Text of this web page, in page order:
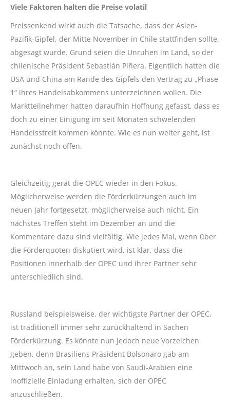
Viele Faktoren halten die Preise volatil
Preissenkend wirkt auch die Tatsache, dass der Asien-
Pazifik-Gipfel, der Mitte November in Chile stattfinden sollte,
abgesagt wurde. Grund seien die Unruhen im Land, so der
chilenische Präsident Sebastián Piñera. Eigentlich hatten die
USA und China am Rande des Gipfels den Vertrag zu „Phase
1“ ihres Handelsabkommens unterzeichnen wollen. Die
Marktteilnehmer hatten daraufhin Hoffnung gefasst, dass es
doch zu einer Einigung im seit Monaten schwelenden
Handelsstreit kommen könnte. Wie es nun weiter geht, ist
zunächst noch offen.
Gleichzeitig gerät die OPEC wieder in den Fokus.
Möglicherweise werden die Förderkürzungen auch im
neuen Jahr fortgesetzt, möglicherweise auch nicht. Ein
nächstes Treffen steht im Dezember an und die
Kommentare dazu sind vielfältig. Wie jedes Mal, wenn über
die Förderquoten diskutiert wird, ist klar, dass die
Positionen innerhalb der OPEC und ihrer Partner sehr
unterschiedlich sind.
Russland beispielsweise, der wichtigste Partner der OPEC,
ist traditionell immer sehr zurückhaltend in Sachen
Förderkürzung. Es könnte nun jedoch neue Vorzeichen
geben, denn Brasiliens Präsident Bolsonaro gab am
Mittwoch an, sein Land habe von Saudi-Arabien eine
inoffizielle Einladung erhalten, sich der OPEC
anzuschließen.